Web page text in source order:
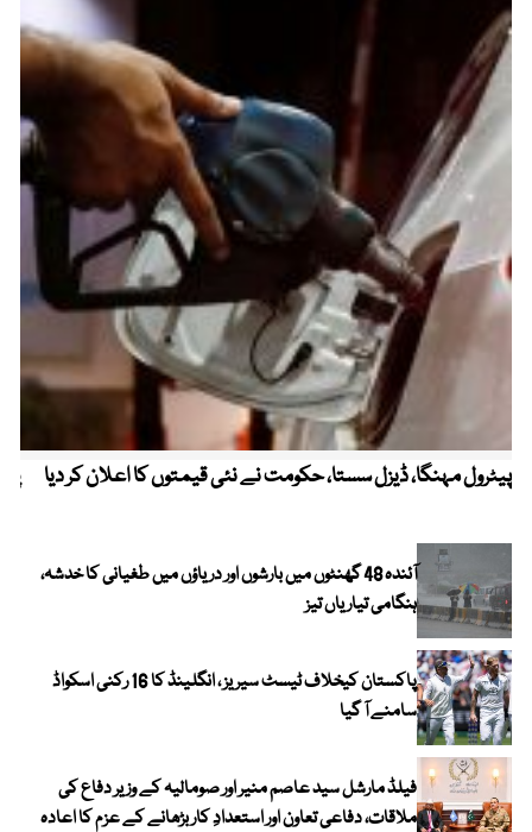
پیٹرول مہنگا، ڈیزل سستا، حکومت نے نئی قیمتوں کا اعلان کر دیا
آئندہ 48 گھنٹوں میں بارشوں اور دریاؤں میں طغیانی کا خدشہ،
ہنگامی تیاریاں تیز
پاکستان کیخلاف ٹیسٹ سیریز ، انگلینڈ کا 16 رکنی اسکواڈ
سامنے آ گیا
فیلڈ مارشل سید عاصم منیر اور صومالیہ کے وزیر دفاع کی
ملاقات، دفاعی تعاون اور استعدادِ کار بڑھانے کے عزم کا اعادہ